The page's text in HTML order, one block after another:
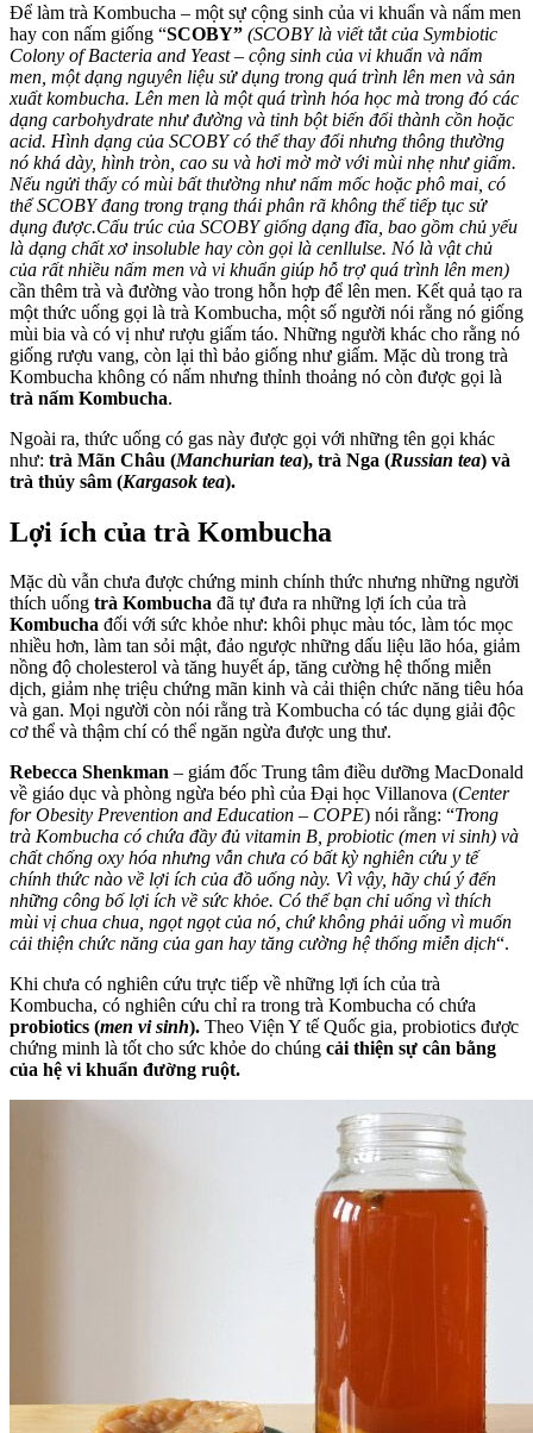
Để làm trà Kombucha – một sự cộng sinh của vi khuẩn và nấm men
hay con nấm giống “SCOBY” (SCOBY là viết tắt của Symbiotic
Colony of Bacteria and Yeast – cộng sinh của vi khuẩn và nấm
men, một dạng nguyên liệu sử dụng trong quá trình lên men và sản
xuất kombucha. Lên men là một quá trình hóa học mà trong đó các
dạng carbohydrate như đường và tinh bột biến đổi thành cồn hoặc
acid. Hình dạng của SCOBY có thể thay đổi nhưng thông thường
nó khá dày, hình tròn, cao su và hơi mờ mờ với mùi nhẹ như giấm.
Nếu ngửi thấy có mùi bất thường như nấm mốc hoặc phô mai, có
thể SCOBY đang trong trạng thái phân rã không thể tiếp tục sử
dụng được.Cấu trúc của SCOBY giống dạng đĩa, bao gồm chủ yếu
là dạng chất xơ insoluble hay còn gọi là cenllulse. Nó là vật chủ
của rất nhiều nấm men và vi khuẩn giúp hỗ trợ quá trình lên men)
cần thêm trà và đường vào trong hỗn hợp để lên men. Kết quả tạo ra
một thức uống gọi là trà Kombucha, một số người nói rằng nó giống
mùi bia và có vị như rượu giấm táo. Những người khác cho rằng nó
giống rượu vang, còn lại thì bảo giống như giấm. Mặc dù trong trà
Kombucha không có nấm nhưng thỉnh thoảng nó còn được gọi là
trà nấm Kombucha.
Ngoài ra, thức uống có gas này được gọi với những tên gọi khác
như: trà Mãn Châu (Manchurian tea), trà Nga (Russian tea) và
trà thủy sâm (Kargasok tea).
Lợi ích của trà Kombucha
Mặc dù vẫn chưa được chứng minh chính thức nhưng những người
thích uống trà Kombucha đã tự đưa ra những lợi ích của trà
Kombucha đối với sức khỏe như: khôi phục màu tóc, làm tóc mọc
nhiều hơn, làm tan sỏi mật, đảo ngược những dấu liệu lão hóa, giảm
nồng độ cholesterol và tăng huyết áp, tăng cường hệ thống miễn
dịch, giảm nhẹ triệu chứng mãn kinh và cải thiện chức năng tiêu hóa
và gan. Mọi người còn nói rằng trà Kombucha có tác dụng giải độc
cơ thể và thậm chí có thể ngăn ngừa được ung thư.
Rebecca Shenkman – giám đốc Trung tâm điều dưỡng MacDonald
về giáo dục và phòng ngừa béo phì của Đại học Villanova (Center
for Obesity Prevention and Education – COPE) nói rằng: “Trong
trà Kombucha có chứa đầy đủ vitamin B, probiotic (men vi sinh) và
chất chống oxy hóa nhưng vẫn chưa có bất kỳ nghiên cứu y tế
chính thức nào về lợi ích của đồ uống này. Vì vậy, hãy chú ý đến
những công bố lợi ích về sức khỏe. Có thể bạn chỉ uống vì thích
mùi vị chua chua, ngọt ngọt của nó, chứ không phải uống vì muốn
cải thiện chức năng của gan hay tăng cường hệ thống miễn dịch“.
Khi chưa có nghiên cứu trực tiếp về những lợi ích của trà
Kombucha, có nghiên cứu chỉ ra trong trà Kombucha có chứa
probiotics (men vi sinh). Theo Viện Y tế Quốc gia, probiotics được
chứng minh là tốt cho sức khỏe do chúng cải thiện sự cân bằng
của hệ vi khuẩn đường ruột.